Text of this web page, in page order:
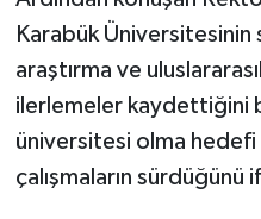
Karabük Üniversitesinin
araştırma ve
ilerlemeler kaydettiğini
üniversitesi olma
çalışmaların sürdüğünü